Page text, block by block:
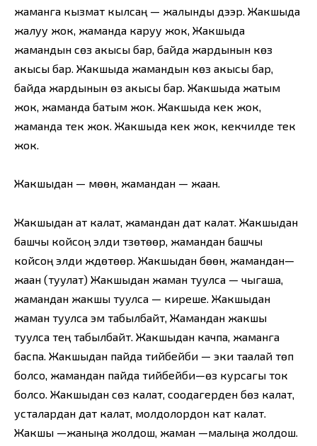
жаманга кызмат кылсаң — жалынды дээр. Жакшыда
жалуу жок, жаманда каруу жок, Жакшыда
жамандын сөз акысы бар, байда жардынын көз
акысы бар. Жакшыда жамандын көз акысы бар,
байда жардынын өз акысы бар. Жакшыда жатым
жок, жаманда батым жок. Жакшыда кек жок,
жаманда тек жок. Жакшыда кек жок, кекчилде тек
жок.
Жакшыдан — мөөн, жамандан — жаан.
Жакшыдан ат калат, жамандан дат калат. Жакшыдан
башчы койсоң элди түзөтөөр, жамандан башчы
койсоң элди жүдөтөөр. Жакшыдан бөөн, жамандан—
жаан (туулат) Жакшыдан жаман туулса — чыгаша,
жамандан жакшы туулса — киреше. Жакшыдан
жаман туулса эм табылбайт, Жамандан жакшы
туулса тең табылбайт. Жакшыдан качпа, жаманга
баспа. Жакшыдан пайда тийбейби — эки таалай төп
болсо, жамандан пайда тийбейби—өз курсагы ток
болсо. Жакшыдан сөз калат, соодагерден бөз калат,
усталардан дат калат, молдолордон кат калат.
Жакшы —жаныңа жолдош, жаман —малыңа жолдош.